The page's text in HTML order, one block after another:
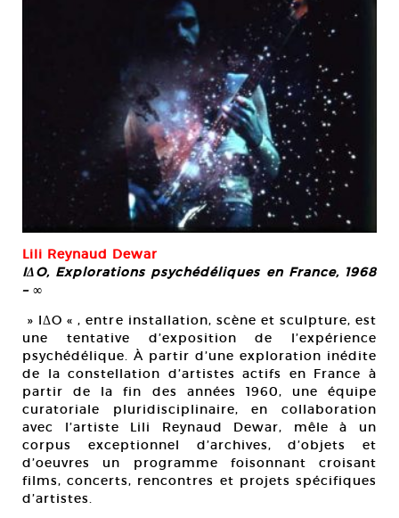
Lili Reynaud Dewar
IΔO, Explorations psychédéliques en France, 1968
– ∞
» IΔO « , entre installation, scène et sculpture, est
une tentative d’exposition de l’expérience
psychédélique. À partir d’une exploration inédite
de la constellation d’artistes actifs en France à
partir de la fin des années 1960, une équipe
curatoriale pluridisciplinaire, en collaboration
avec l’artiste Lili Reynaud Dewar, mêle à un
corpus exceptionnel d’archives, d’objets et
d’oeuvres un programme foisonnant croisant
films, concerts, rencontres et projets spécifiques
d’artistes.